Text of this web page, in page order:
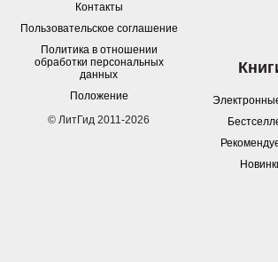
Контакты
Пользовательское соглашение
Политика в отношении
обработки персональных
данных
Положение
© ЛитГид 2011-2026